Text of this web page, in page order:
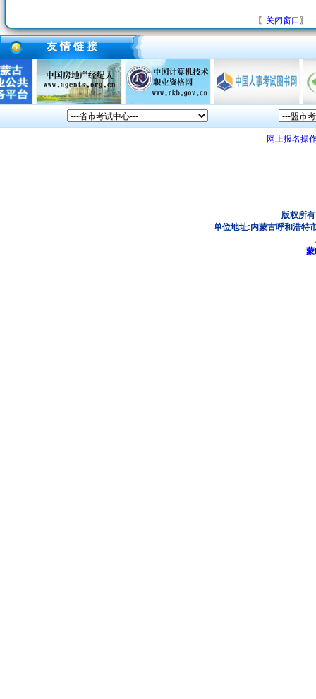
〖 关闭窗口 〗
友 情 链 接
网上报名操
版权所
单位地址:内蒙古呼和浩特